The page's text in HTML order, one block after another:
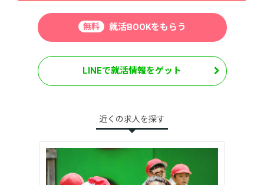
無料 就活BOOKをもらう
LINEで就活情報をゲット
近くの求人を探す